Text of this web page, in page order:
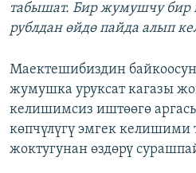
табышат. Бир жумушчу бир
рублдан өйдө пайда алып
Маектешибиздин
жумушка уруксат кагазы
келишимсиз иштөөгө
көпчүлүгү эмгек келишими
жоктугунан өздөрү